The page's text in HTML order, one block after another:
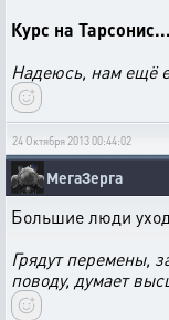
Курс на
Надеюсь, нам ещё
24 Октября 2013 00:44:02
МегаЗерга
Большие люди
Грядут перемены,
поводу, думает